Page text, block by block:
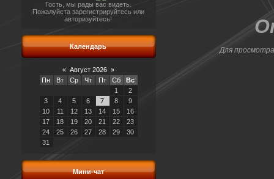
Гость, мы рады вас видеть.
Пожалуйста зарегистрируйтесь или
авторизуйтесь!
Календарь
« Август 2026 »
Пн
Вт Ср Чт Пт Сб
Вс
1
2
3
4 5 6 7 8
9
10
11 12 13 14 15
16
17
18 19 20 21 22
23
24
25 26 27 28 29
30
31
Мини-чат
Для